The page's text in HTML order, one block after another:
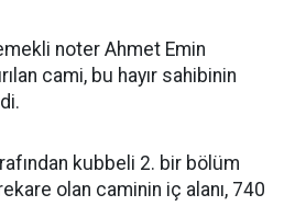
noter Ahmet Emin
cami, bu hayır sahibinin
kubbeli 2. bir bölüm
olan caminin iç alanı, 740